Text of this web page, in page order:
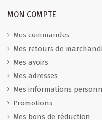
MON COMPTE
Mes commandes
Mes retours de
Mes avoirs
Mes adresses
Mes informations
Promotions
Mes bons de réduction